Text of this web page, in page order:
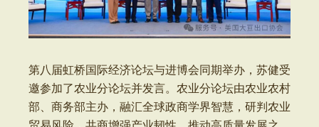
第八届虹桥国际经济论坛与进博会同期举办，苏健受
邀参加了农业分论坛并发言。农业分论坛由农业农村
部、商务部主办，融汇全球政商学界智慧，研判农业